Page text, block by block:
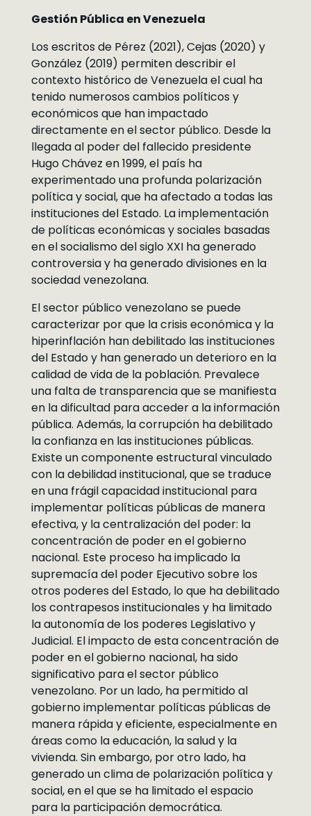
Gestión Pública en Venezuela
Los escritos de Pérez (2021), Cejas (2020) y
González (2019) permiten describir el
contexto histórico de Venezuela el cual ha
tenido numerosos cambios políticos y
económicos que han impactado
directamente en el sector público. Desde la
llegada al poder del fallecido presidente
Hugo Chávez en 1999, el país ha
experimentado una profunda polarización
política y social, que ha afectado a todas las
instituciones del Estado. La implementación
de políticas económicas y sociales basadas
en el socialismo del siglo XXI ha generado
controversia y ha generado divisiones en la
sociedad venezolana.
El sector público venezolano se puede
caracterizar por que la crisis económica y la
hiperinflación han debilitado las instituciones
del Estado y han generado un deterioro en la
calidad de vida de la población. Prevalece
una falta de transparencia que se manifiesta
en la dificultad para acceder a la información
pública. Además, la corrupción ha debilitado
la confianza en las instituciones públicas.
Existe un componente estructural vinculado
con la debilidad institucional, que se traduce
en una frágil capacidad institucional para
implementar políticas públicas de manera
efectiva, y la centralización del poder: la
concentración de poder en el gobierno
nacional. Este proceso ha implicado la
supremacía del poder Ejecutivo sobre los
otros poderes del Estado, lo que ha debilitado
los contrapesos institucionales y ha limitado
la autonomía de los poderes Legislativo y
Judicial. El impacto de esta concentración de
poder en el gobierno nacional, ha sido
significativo para el sector público
venezolano. Por un lado, ha permitido al
gobierno implementar políticas públicas de
manera rápida y eficiente, especialmente en
áreas como la educación, la salud y la
vivienda. Sin embargo, por otro lado, ha
generado un clima de polarización política y
social, en el que se ha limitado el espacio
para la participación democrática.